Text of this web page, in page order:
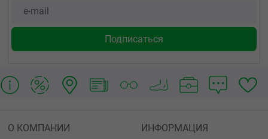
О КОМПАНИИ
ИНФОРМАЦИЯ